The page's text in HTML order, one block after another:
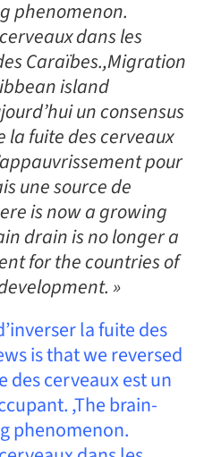
phenomenon.
dans les
Caraïbes.,Migration
island
un consensus
la fuite des cerveaux
pour
une source de
is now a growing
drain is no longer a
for the countries of
»
la fuite des
is that we reversed
des cerveaux est un
,The brain-
phenomenon.